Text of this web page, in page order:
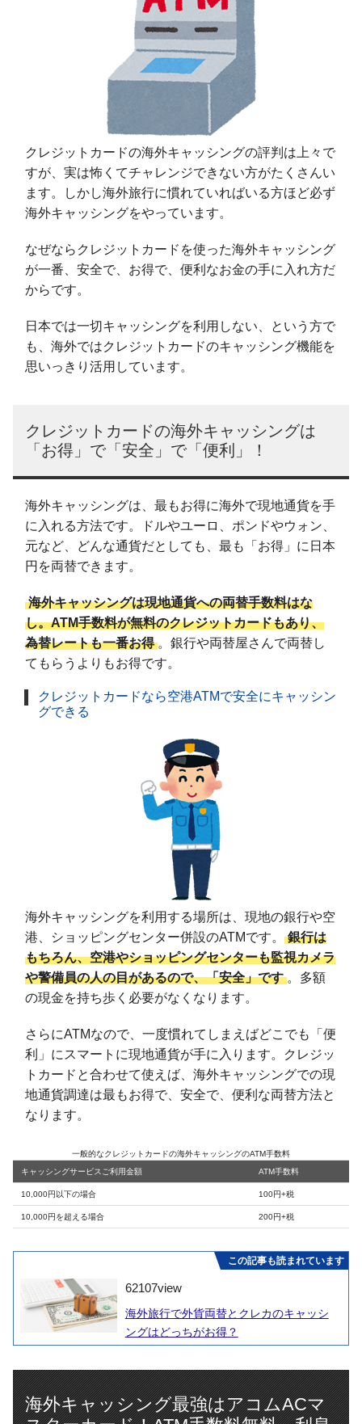
クレジットカードの海外キャッシングの評判は上々で
すが、実は怖くてチャレンジできない方がたくさんい
ます。しかし海外旅行に慣れていればいる方ほど必ず
海外キャッシングをやっています。
なぜならクレジットカードを使った海外キャッシング
が一番、安全で、お得で、便利なお金の手に入れ方だ
からです。
日本では一切キャッシングを利用しない、という方で
も、海外ではクレジットカードのキャッシング機能を
思いっきり活用しています。
クレジットカードの海外キャッシングは
「お得」で「安全」で「便利」！
海外キャッシングは、最もお得に海外で現地通貨を手
に入れる方法です。ドルやユーロ、ポンドやウォン、
元など、どんな通貨だとしても、最も「お得」に日本
円を両替できます。
海外キャッシングは現地通貨への両替手数料はな
し。ATM手数料が無料のクレジットカードもあり、
為替レートも一番お得 。銀行や両替屋さんで両替し
てもらうよりもお得です。
クレジットカードなら空港ATMで安全にキャッシン
グできる
海外キャッシングを利用する場所は、現地の銀行や空
港、ショッピングセンター併設のATMです。 銀行は
もちろん、空港やショッピングセンターも監視カメラ
や警備員の人の目があるので、「安全」です 。多額
の現金を持ち歩く必要がなくなります。
さらにATMなので、一度慣れてしまえばどこでも「便
利」にスマートに現地通貨が手に入ります。クレジッ
トカードと合わせて使えば、海外キャッシングでの現
地通貨調達は最もお得で、安全で、便利な両替方法と
なります。
一般的なクレジットカードの海外キャッシングのATM手数料
キャッシングサービスご利用金額
ATM手数料
10,000円以下の場合 100円+税
10,000円を超える場合 200円+税
この記事も読まれています
62107view
海外旅行で外貨両替とクレカのキャッシ
ングはどっちがお得？
海外キャッシング最強はアコムACマ